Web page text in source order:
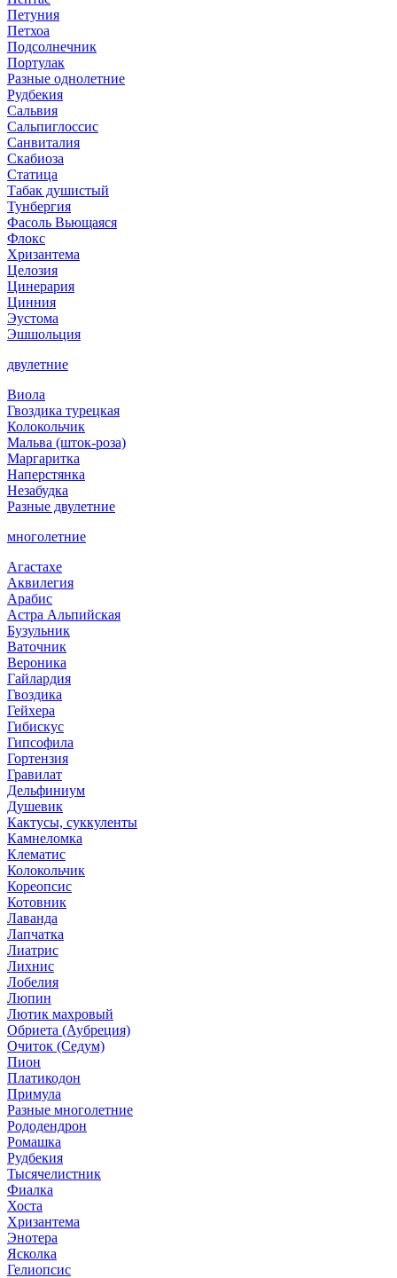
Петуния
Петхоа
Подсолнечник
Портулак
Разные однолетние
Рудбекия
Сальвия
Сальпиглоссис
Санвиталия
Скабиоза
Статица
Табак душистый
Тунбергия
Фасоль Вьющаяся
Флокс
Хризантема
Целозия
Цинерария
Цинния
Эустома
Эшшольция
двулетние
Виола
Гвоздика турецкая
Колокольчик
Мальва (шток-роза)
Маргаритка
Наперстянка
Незабудка
Разные двулетние
многолетние
Агастахе
Аквилегия
Арабис
Астра Альпийская
Бузульник
Ваточник
Вероника
Гайлардия
Гвоздика
Гейхера
Гибискус
Гипсофила
Гортензия
Гравилат
Дельфиниум
Душевик
Кактусы, суккуленты
Камнеломка
Клематис
Колокольчик
Кореопсис
Котовник
Лаванда
Лапчатка
Лиатрис
Лихнис
Лобелия
Люпин
Лютик махровый
Обриета (Аубреция)
Очиток (Седум)
Пион
Платикодон
Примула
Разные многолетние
Рододендрон
Ромашка
Рудбекия
Тысячелистник
Фиалка
Хоста
Хризантема
Энотера
Ясколка
Гелиопсис